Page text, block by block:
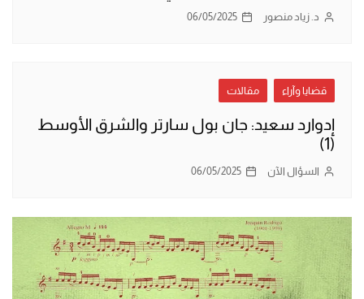
د. زياد منصور 06/05/2025
قضايا وآراء مقالات
إدوارد سعيد: جان بول سارتر والشرق الأوسط
(1)
السؤال الآن 06/05/2025